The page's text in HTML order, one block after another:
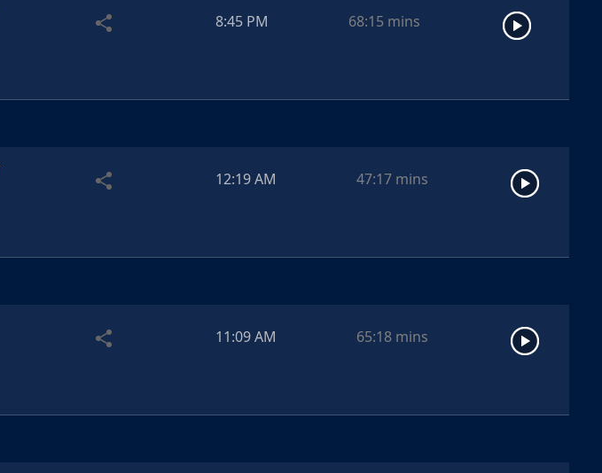
8:45 PM 68:15 mins
12:19 AM 47:17mins
11:09 AM 65:18mins